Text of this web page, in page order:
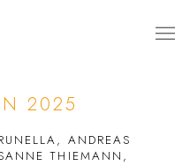
2025
ANDREAS
THIEMANN,